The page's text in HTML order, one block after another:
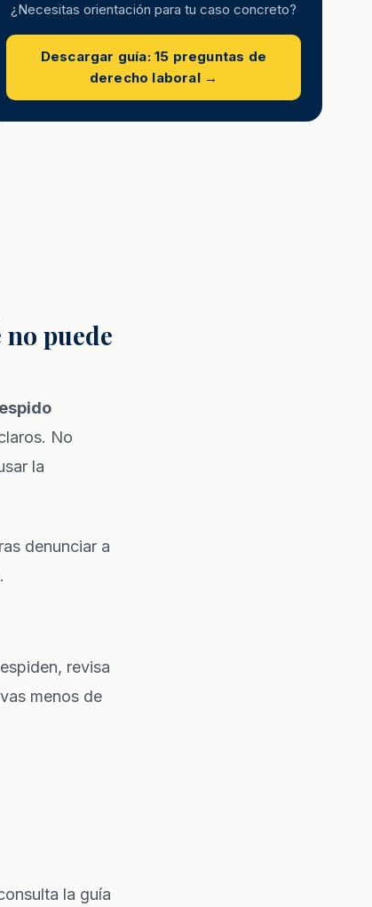
¿Necesitas orientación para tu caso concreto?
Descargar guía: 15 preguntas de
derecho laboral →
puede
No
la
denunciar a
revisa
menos de
la guía